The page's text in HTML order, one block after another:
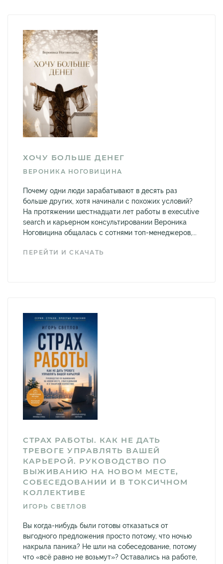
ХОЧУ БОЛЬШЕ ДЕНЕГ
ВЕРОНИКА НОГОВИЦИНА
Почему одни люди зарабатывают в десять раз
больше других, хотя начинали с похожих условий?
На протяжении шестнадцати лет работы в executive
search и карьерном консультировании Вероника
Ноговицина общалась с сотнями топ-менеджеров,...
ПЕРЕЙТИ И СКАЧАТЬ
СТРАХ РАБОТЫ. КАК НЕ ДАТЬ
ТРЕВОГЕ УПРАВЛЯТЬ ВАШЕЙ
КАРЬЕРОЙ. РУКОВОДСТВО ПО
ВЫЖИВАНИЮ НА НОВОМ МЕСТЕ,
СОБЕСЕДОВАНИИ И В ТОКСИЧНОМ
КОЛЛЕКТИВЕ
ИГОРЬ СВЕТЛОВ
Вы когда-нибудь были готовы отказаться от
выгодного предложения просто потому, что ночью
накрыла паника? Не шли на собеседование, потому
что «всё равно не возьмут»? Оставались на работе,